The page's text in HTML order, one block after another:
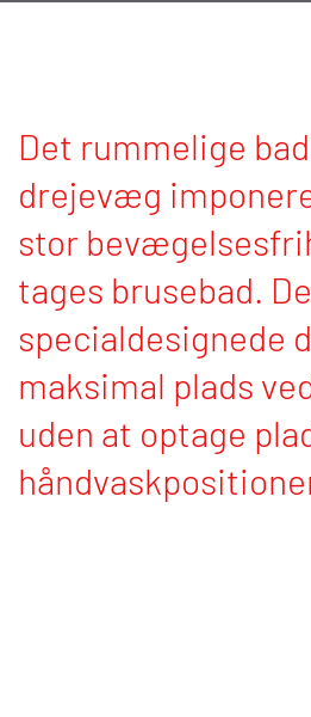
Det rummelige
drejevæg
stor
tages brusebad.
specialdesignede
maksimal plads
uden at optage